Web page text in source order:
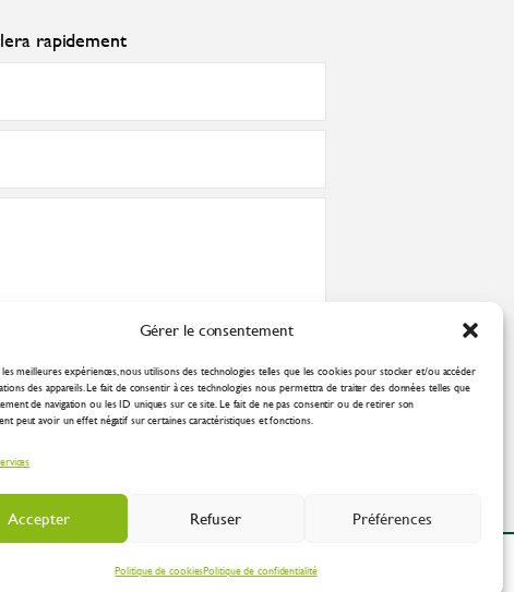
Gérer le consentement
meilleures expériences, nous utilisons des technologies telles que les cookies pour stocker et/ou accéder
des appareils. Le fait de consentir à ces technologies nous permettra de traiter des données telles que
de navigation ou les ID uniques sur ce site. Le fait de ne pas consentir ou de retirer son
peut avoir un effet négatif sur certaines caractéristiques et fonctions.
Accepter Refuser Préférences
Politique de cookiesPolitique de confidentialité
rapidement
à lapolitique de confidentialité
Industrielle